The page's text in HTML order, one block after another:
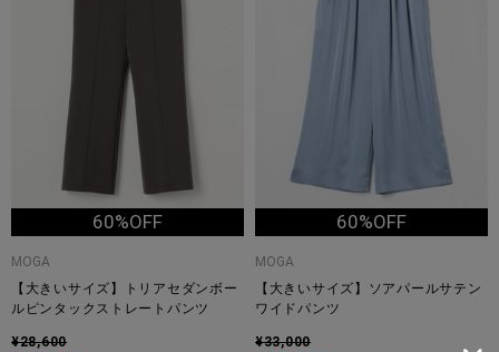
60%OFF
MOGA
【大きいサイズ】トリアセダンボー
ルピンタックストレートパンツ
¥28,600
60%OFF
MOGA
【大きいサイズ】ソアパールサテン
ワイドパンツ
¥33,000